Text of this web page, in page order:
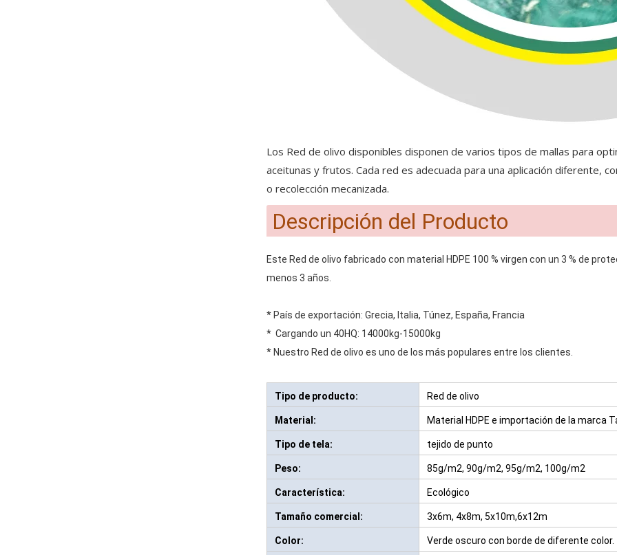
Los Red de olivo disponibles disponen de varios tipos de mallas para
aceitunas y frutos. Cada red es adecuada para una aplicación diferente,
o recolección mecanizada.
Descripción del Producto
Este Red de olivo fabricado con material HDPE 100 % virgen con un 3 % de
menos 3 años.
* País de exportación: Grecia, Italia, Túnez, España, Francia
* Cargando un 40HQ: 14000kg-15000kg
* Nuestro Red de olivo es uno de los más populares entre los clientes.
Tipo de producto: Red de olivo
Material: Material HDPE e importación de la marca
Tipo de tela: tejido de punto
Peso: 85g/m2, 90g/m2, 95g/m2, 100g/m2
Característica: Ecológico
Tamaño comercial: 3x6m, 4x8m, 5x10m,6x12m
Color: Verde oscuro con borde de diferente color.